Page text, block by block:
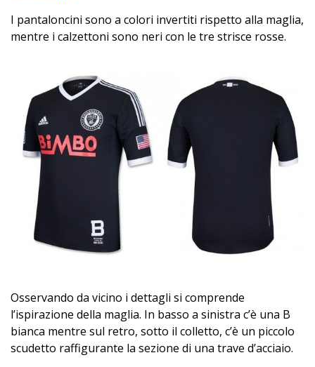
I pantaloncini sono a colori invertiti rispetto alla maglia,
mentre i calzettoni sono neri con le tre strisce rosse.
Osservando da vicino i dettagli si comprende
l’ispirazione della maglia. In basso a sinistra c’è una B
bianca mentre sul retro, sotto il colletto, c’è un piccolo
scudetto raffigurante la sezione di una trave d’acciaio.